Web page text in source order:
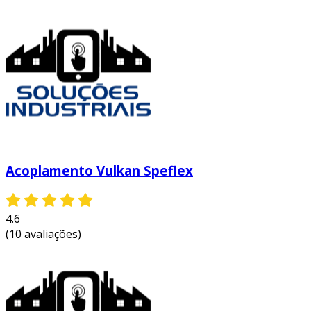
fabricante para garantir que o alinhamento
esteja correto. além disso, recomenda-se
verificar periodicamente as condições do
acoplamento, observando o desgaste ou
possíveis danos. a manutenção preventiva
em suma, o acoplamento flexível é um
componente vital para a operação eficiente de
motores de passo. com suas características
únicas e benefícios significativos, ele se destaca
em diversas aplicações industriais. para
escolher o acoplamento adequado e realizar
manutenções regulares. dessa forma, você
Acoplamento Vulkan Speflex
4.6
(10 avaliações)